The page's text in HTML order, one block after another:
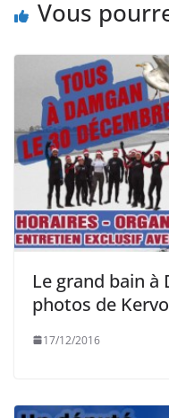
Vous
Le grand bain à
photos de
17/12/2016